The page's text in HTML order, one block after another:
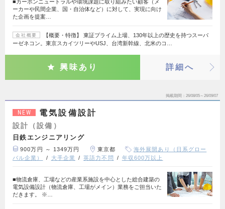
■カーボンニュートラルや環境課題に取り組みたい顧客（メ
ーカーや民間企業、国・自治体など）に対して、実現に向け
た企画を提案…
会社概要
【概要・特徴】 東証プライム上場、130年以上の歴史を持つスーパ
ーゼネコン。東京スカイツリーやUSJ、台湾新幹線、北米のコ…
興味あり 詳細へ
掲載期間 26/08/05～26/09/07
NEW 電気設備設計
設計（設備）
日鉄エンジニアリング
900万円 ～ 1349万円 東京都
海外展開あり（日系グロー
バル企業）
大手企業 英語力不問 年収600万以上
■物流倉庫、工場などの産業系施設を中心とした総合建築の
電気設備設計（物流倉庫、工場がメイン）業務をご担当いた
だきます。 ※…